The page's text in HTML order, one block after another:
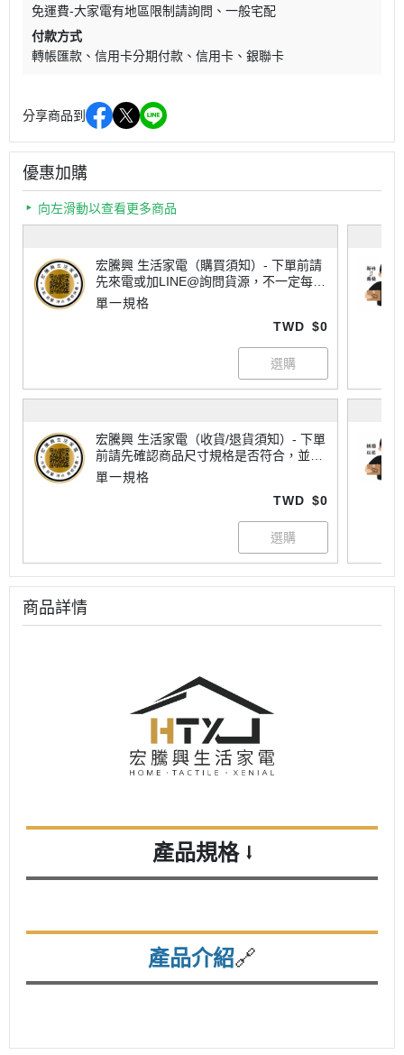
免運費-大家電有地區限制請詢問
一般宅配
付款方式
轉帳匯款
信用卡分期付款 信用卡 銀聯卡
分享商品到
優惠加購
向左滑動以查看更多商品
宏騰興 生活家電（購買須知）- 下單前請
先來電或加LINE@詢問貨源，不一定每樣
商品都有現貨喔！大家電有配送地區限制
請詢問運費，不一定每個商品都免運唷~
單一規格
TWD $0
宏騰興 生活家電（收貨/退貨須知）- 下單
前請先確認商品尺寸規格是否符合，並查
看所有注意事項喔！
單一規格
TWD $0
商品詳情
產品規格 ⭣
產品介紹🔗